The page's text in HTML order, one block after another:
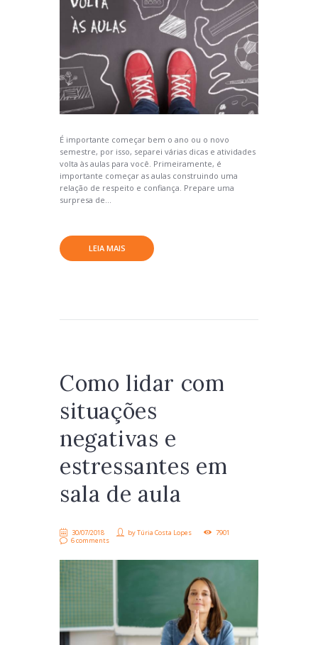
É importante começar bem o ano ou o novo
semestre, por isso, separei várias dicas e atividades
volta às aulas para você. Primeiramente, é
importante começar as aulas construindo uma
relação de respeito e confiança. Prepare uma
surpresa de...
LEIA MAIS
Como lidar com
situações
negativas e
estressantes em
sala de aula
30/07/2018 byTúria Costa Lopes
7901
6 comments